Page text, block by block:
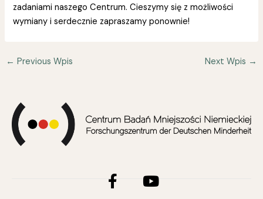
zadaniami naszego Centrum. Cieszymy się z możliwości
wymiany i serdecznie zapraszamy ponownie!
← Previous Wpis Next Wpis →
f